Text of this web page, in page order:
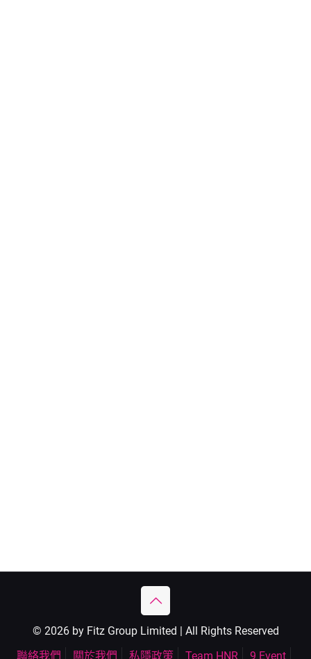
© 2026 by Fitz Group Limited | All Rights Reserved
聯絡我們
關於我們 私隱政策 Team HNR 9 Event